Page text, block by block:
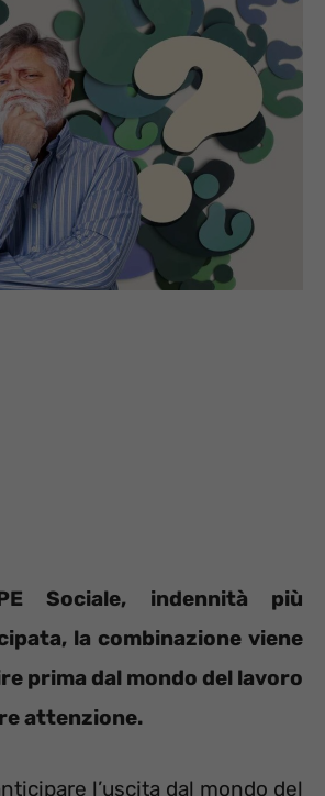
Sociale, indennità più
la combinazione viene
prima dal mondo del lavoro
attenzione.
l’uscita dal mondo del